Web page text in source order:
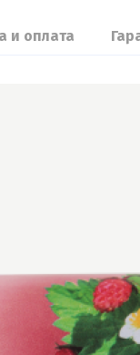
и оплата